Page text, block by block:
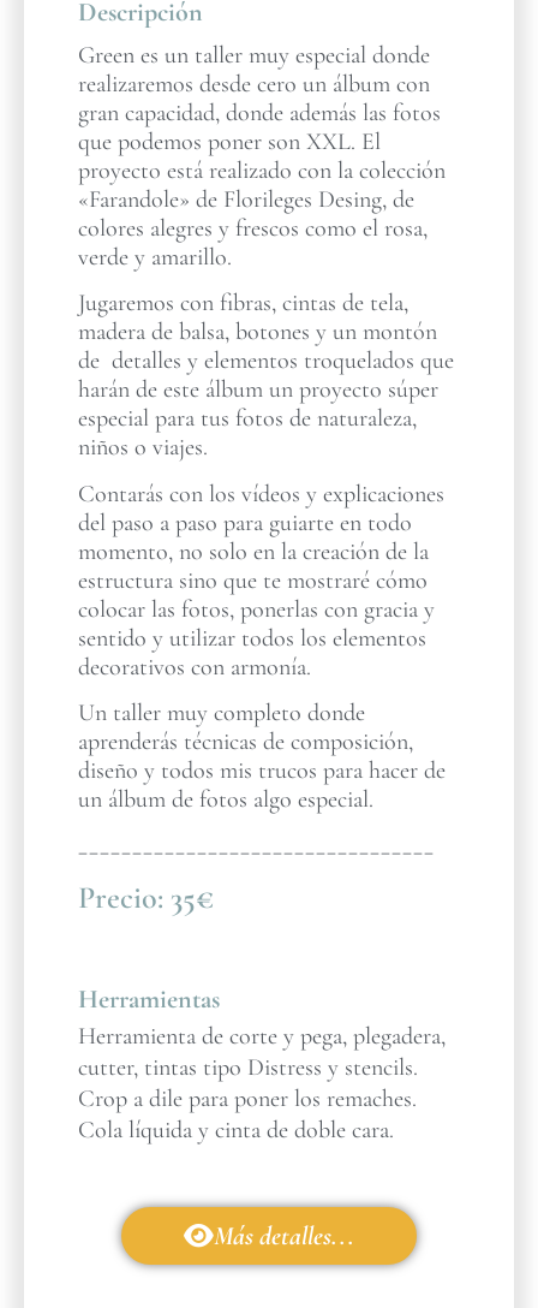
Descripción
Green es un taller muy especial donde
realizaremos desde cero un álbum con
gran capacidad, donde además las fotos
que podemos poner son XXL. El
proyecto está realizado con la colección
«Farandole» de Florileges Desing, de
colores alegres y frescos como el rosa,
verde y amarillo.
Jugaremos con fibras, cintas de tela,
madera de balsa, botones y un montón
de detalles y elementos troquelados que
harán de este álbum un proyecto súper
especial para tus fotos de naturaleza,
niños o viajes.
Contarás con los vídeos y explicaciones
del paso a paso para guiarte en todo
momento, no solo en la creación de la
estructura sino que te mostraré cómo
colocar las fotos, ponerlas con gracia y
sentido y utilizar todos los elementos
decorativos con armonía.
Un taller muy completo donde
aprenderás técnicas de composición,
diseño y todos mis trucos para hacer de
un álbum de fotos algo especial.
_________________________________
Precio: 35€
Herramientas
Herramienta de corte y pega, plegadera,
cutter, tintas tipo Distress y stencils.
Crop a dile para poner los remaches.
Cola líquida y cinta de doble cara.
Más detalles...